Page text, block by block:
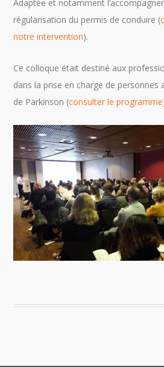
Adaptée et notamment
régularisation du permis de conduire (
notre intervention).
Ce colloque était destiné aux
dans la prise en charge de personnes
de Parkinson (consulter le programme